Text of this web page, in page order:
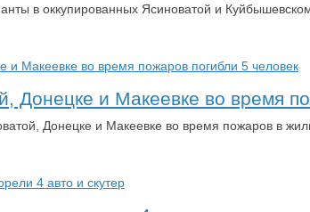
в оккупированных Ясиноватой и
Донецке и Макеевке во время
Донецке и Макеевке во время пожаров в